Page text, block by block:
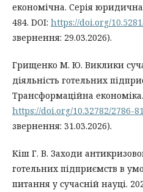
економічна. Серія
484. DOI: https://doi.org/
звернення: 29.03.2026).
Грищенко М. Ю. Виклики
діяльність готельних
Трансформаційна
https://doi.org/10.32782/2786-
звернення: 31.03.2026).
Кіш Г. В. Заходи
готельних підприємств в
питання у сучасній науці.